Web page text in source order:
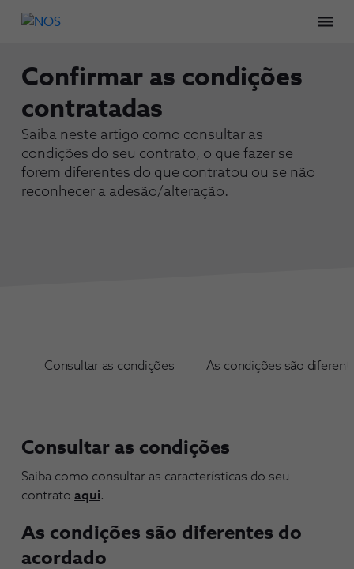
Confirmar as condições
contratadas
Saiba neste artigo como consultar as
condições do seu contrato, o que fazer se
forem diferentes do que contratou ou se não
reconhecer a adesão/alteração.
Consultar as condições As condições são
Consultar as condições
Saiba como consultar as características do seu
contrato aqui.
As condições são diferentes do
acordado